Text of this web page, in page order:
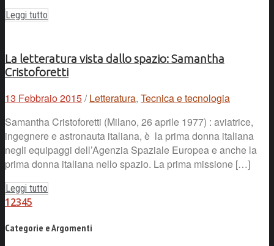
Leggi tutto
La letteratura vista dallo spazio: Samantha
Cristoforetti
13 Febbraio 2015/ Letteratura, Tecnica e tecnologia
Samantha Cristoforetti (Milano, 26 aprile 1977) : aviatrice,
ingegnere e astronauta italiana, è la prima donna italiana
negli equipaggi dell’Agenzia Spaziale Europea e anche la
prima donna italiana nello spazio. La prima missione […]
Leggi tutto
12345
Categorie e Argomenti